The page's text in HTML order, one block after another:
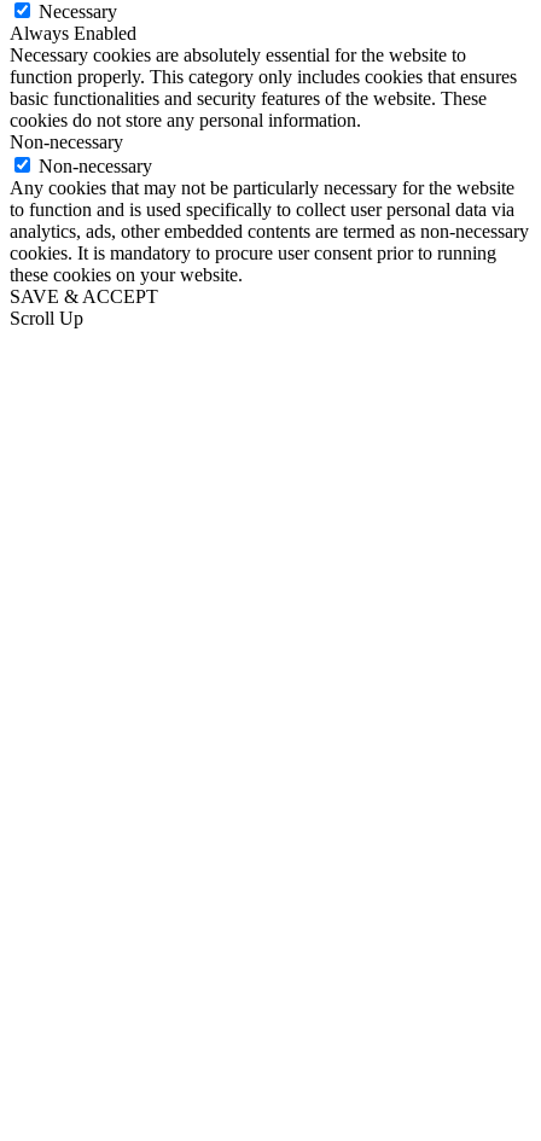
Necessary
Always Enabled
Necessary cookies are absolutely essential for the website to
function properly. This category only includes cookies that ensures
basic functionalities and security features of the website. These
cookies do not store any personal information.
Non-necessary
Non-necessary
Any cookies that may not be particularly necessary for the website
to function and is used specifically to collect user personal data via
analytics, ads, other embedded contents are termed as non-necessary
cookies. It is mandatory to procure user consent prior to running
these cookies on your website.
SAVE & ACCEPT
Scroll Up